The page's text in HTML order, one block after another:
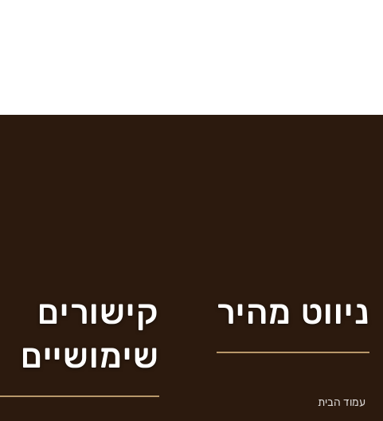
ניווט מהיר
עמוד הבית
קישורים
שימושיים